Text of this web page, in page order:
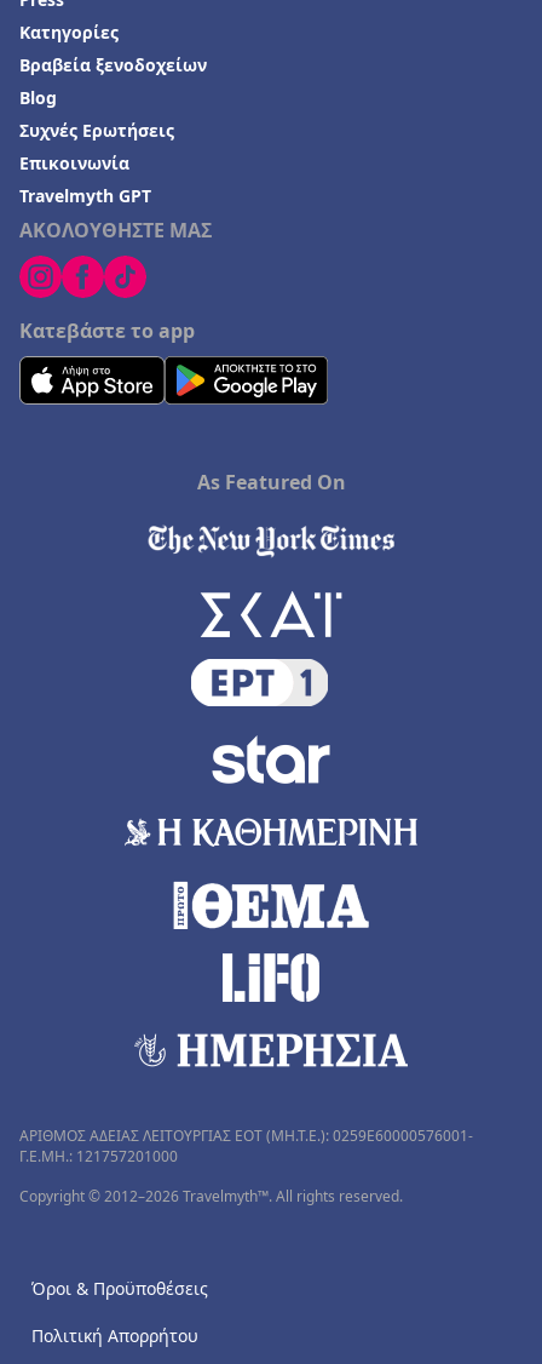
ΑΚΟΛΟΥΘΗΣΤΕ ΜΑΣ
Κατεβάστε το app
Κατηγορίες
Βραβεία ξενοδοχείων
Blog
Συχνές Ερωτήσεις
Επικοινωνία
Travelmyth GPT
As Featured On
ΑΡΙΘΜΟΣ ΑΔΕΙΑΣ ΛΕΙΤΟΥΡΓΙΑΣ ΕΟΤ (MH.T.E.): 0259Ε60000576001-
Γ.Ε.ΜΗ.: 121757201000
Copyright © 2012–2026 Travelmyth™. All rights reserved.
Όροι & Προϋποθέσεις
Πολιτική Απορρήτου